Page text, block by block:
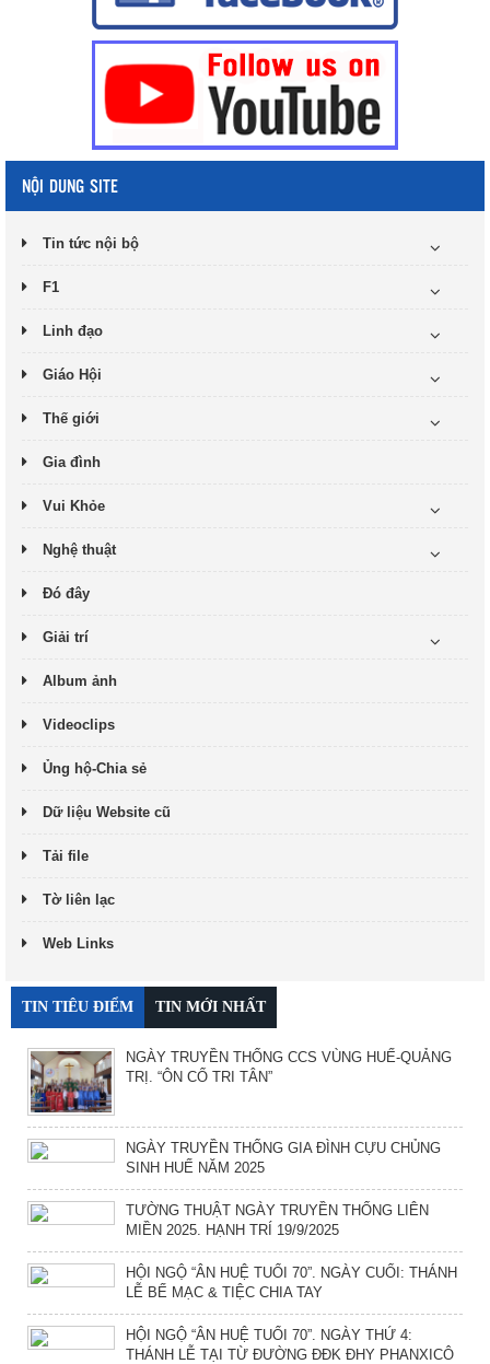
NỘI DUNG SITE
Tin tức nội bộ
F1
Linh đạo
Giáo Hội
Thế giới
Gia đình
Vui Khỏe
Nghệ thuật
Đó đây
Giải trí
Album ảnh
Videoclips
Ủng hộ-Chia sẻ
Dữ liệu Website cũ
Tải file
Tờ liên lạc
Web Links
TIN TIÊU ĐIỂM TIN MỚI NHẤT
NGÀY TRUYỀN THỐNG CCS VÙNG HUẾ-QUẢNG
TRỊ. “ÔN CỐ TRI TÂN”
NGÀY TRUYỀN THỐNG GIA ĐÌNH CỰU CHỦNG
SINH HUẾ NĂM 2025
TƯỜNG THUẬT NGÀY TRUYỀN THỐNG LIÊN
MIỀN 2025. HẠNH TRÍ 19/9/2025
HỘI NGỘ “ÂN HUỆ TUỔI 70”. NGÀY CUỐI: THÁNH
LỄ BẾ MẠC & TIỆC CHIA TAY
HỘI NGỘ “ÂN HUỆ TUỔI 70”. NGÀY THỨ 4:
THÁNH LỄ TẠI TỪ ĐƯỜNG ĐĐK ĐHY PHANXICÔ